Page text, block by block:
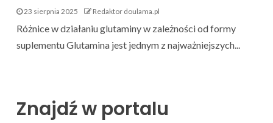
23 sierpnia 2025 Redaktor doulama.pl
Różnice w działaniu glutaminy w zależności od formy
suplementu Glutamina jest jednym z najważniejszych...
Znajdź w portalu